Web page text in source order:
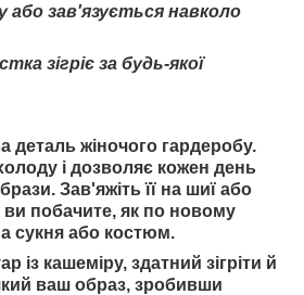
або зав'язується навколо
зігріє за будь-якої
жіночого гардеробу.
і дозволяє кожен день
Зав'яжіть її на шиї або
ви побачите, як по новому
сукня або костюм.
кашеміру, здатний зігріти й
ваш образ, зробивши